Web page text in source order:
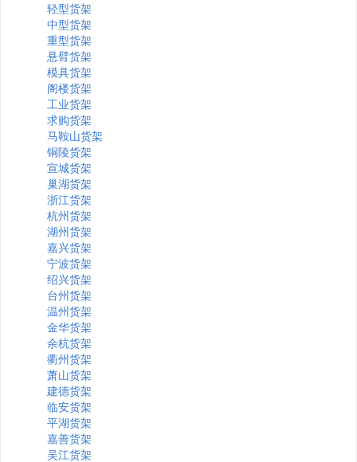
轻型货架
中型货架
重型货架
悬臂货架
模具货架
阁楼货架
工业货架
求购货架
马鞍山货架
铜陵货架
宣城货架
巢湖货架
浙江货架
杭州货架
湖州货架
嘉兴货架
宁波货架
绍兴货架
台州货架
温州货架
金华货架
余杭货架
衢州货架
萧山货架
建德货架
临安货架
平湖货架
嘉善货架
吴江货架